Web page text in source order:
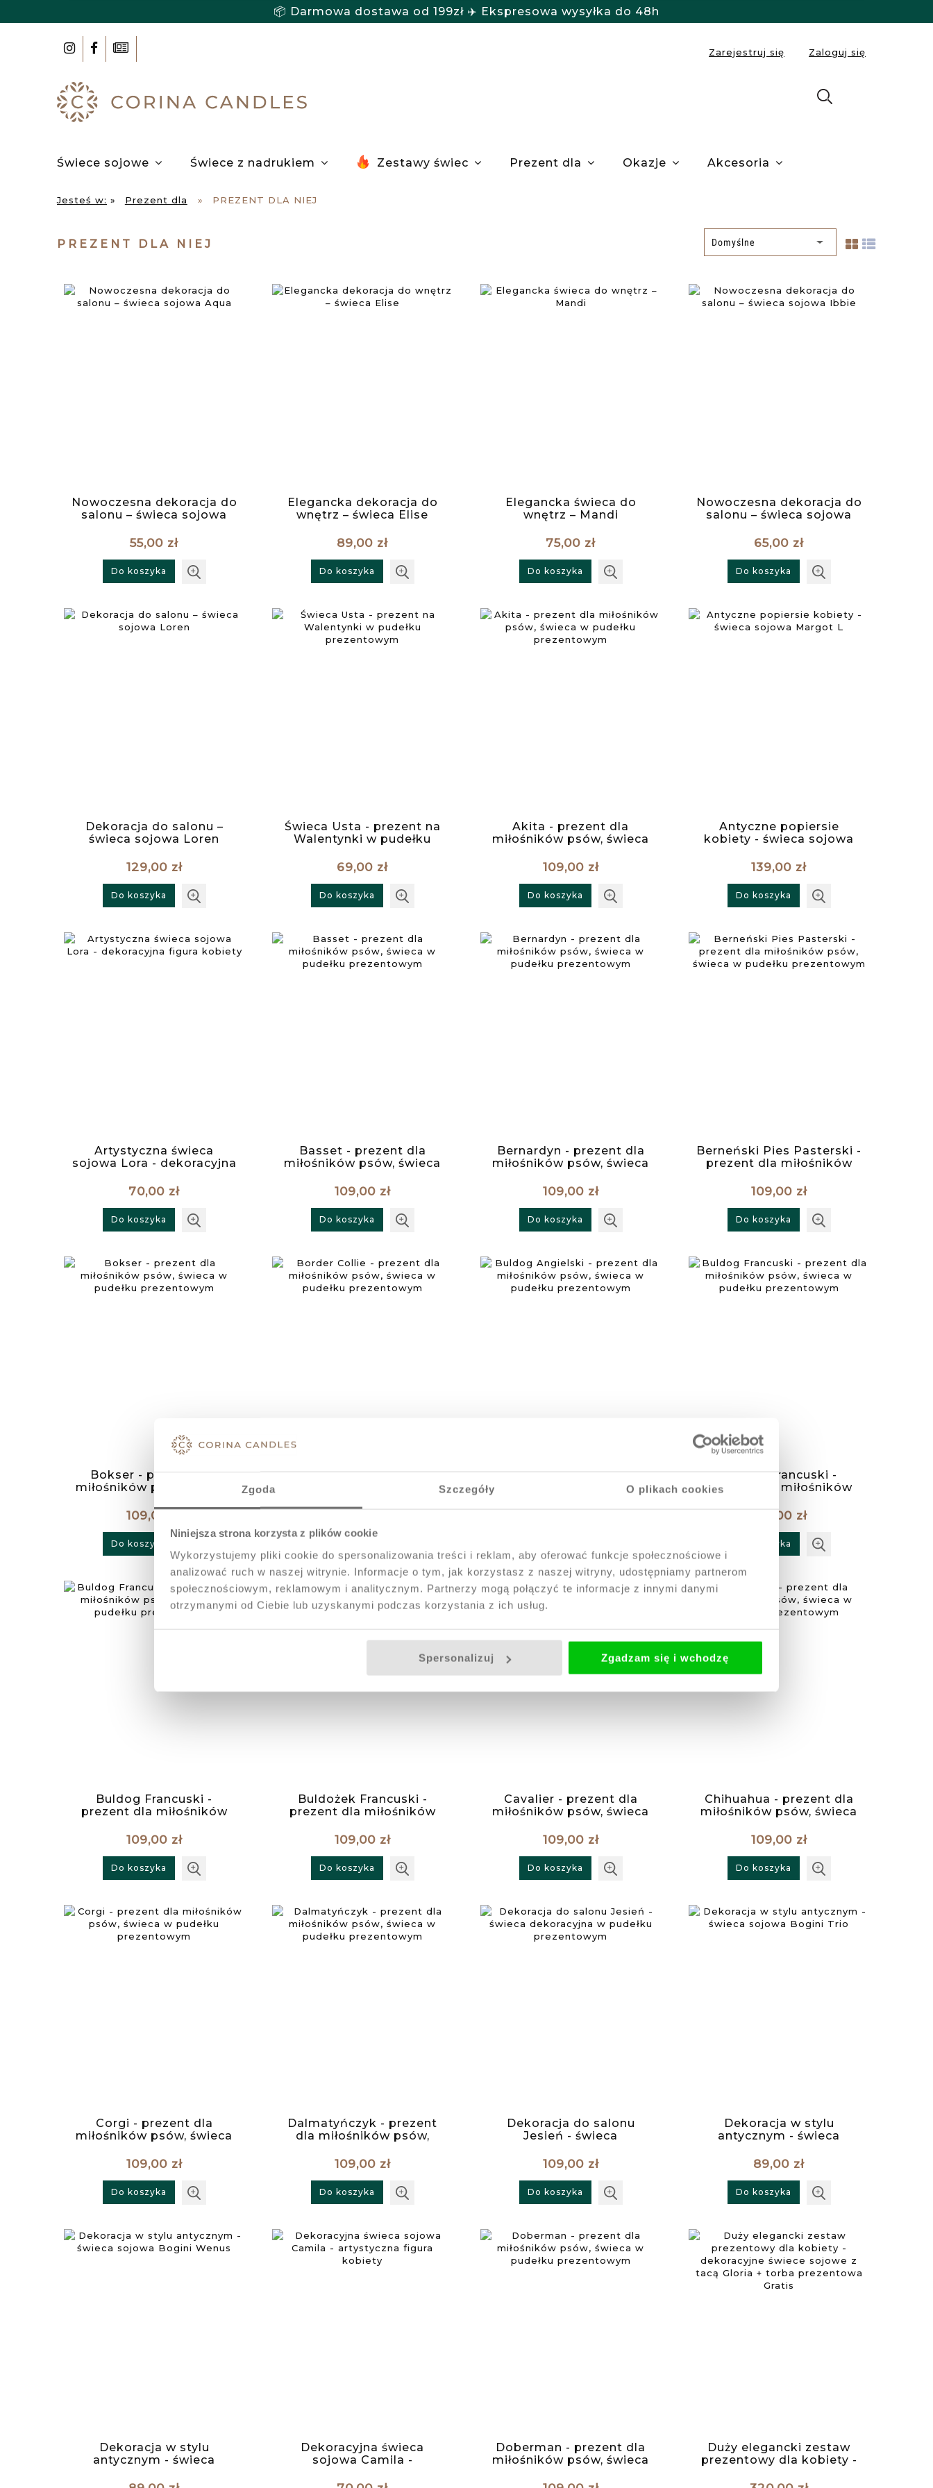
Zgoda Szczegóły O plikach cookies
Niniejsza strona korzysta z plików cookie
Wykorzystujemy pliki cookie do spersonalizowania treści i reklam, aby oferować funkcje społecznościowe i
analizować ruch w naszej witrynie. Informacje o tym, jak korzystasz z naszej witryny, udostępniamy partnerom
społecznościowym, reklamowym i analitycznym. Partnerzy mogą połączyć te informacje z innymi danymi
otrzymanymi od Ciebie lub uzyskanymi podczas korzystania z ich usług.
Spersonalizuj Zgadzam się i wchodzę
📦 Darmowa dostawa od 199zł ✈️ Ekspresowa wysyłka do 48h
Zarejestruj się Zaloguj się
Świece sojowe Świece z nadrukiem Zestawy świec Prezent dla Okazje Akcesoria
Użytkowanie Współpraca
Jesteś w: » Prezent dla » PREZENT DLA NIEJ
PREZENT DLA NIEJ
Nowoczesna dekoracja do
salonu – świeca sojowa
55,00 zł
Do koszyka
Elegancka dekoracja do
wnętrz – świeca Elise
89,00 zł
Do koszyka
Elegancka świeca do
wnętrz – Mandi
75,00 zł
Do koszyka
Nowoczesna dekoracja do
salonu – świeca sojowa
65,00 zł
Do koszyka
Dekoracja do salonu –
świeca sojowa Loren
129,00 zł
Do koszyka
Świeca Usta - prezent na
Walentynki w pudełku
69,00 zł
Do koszyka
Akita - prezent dla
miłośników psów, świeca
109,00 zł
Do koszyka
Antyczne popiersie
kobiety - świeca sojowa
139,00 zł
Do koszyka
Artystyczna świeca
sojowa Lora - dekoracyjna
70,00 zł
Do koszyka
Basset - prezent dla
miłośników psów, świeca
109,00 zł
Do koszyka
Bernardyn - prezent dla
miłośników psów, świeca
109,00 zł
Do koszyka
Berneński Pies Pasterski -
prezent dla miłośników
prezentowym
109,00 zł
Do koszyka
Bokser - prezent dla
miłośników psów, świeca
109,00 zł
Do koszyka
Border Collie - prezent dla
miłośników psów, świeca
Buldog Angielski - prezent
dla miłośników psów,
prezentowym
Buldog Francuski -
prezent dla miłośników
prezentowym
109,00 zł
Do koszyka
Buldog Francuski -
prezent dla miłośników
prezentowym
109,00 zł
Do koszyka
Buldożek Francuski -
prezent dla miłośników
prezentowym
109,00 zł
Do koszyka
Cavalier - prezent dla
miłośników psów, świeca
109,00 zł
Do koszyka
Chihuahua - prezent dla
miłośników psów, świeca
109,00 zł
Do koszyka
Corgi - prezent dla
miłośników psów, świeca
109,00 zł
Do koszyka
Dalmatyńczyk - prezent
dla miłośników psów,
prezentowym
109,00 zł
Do koszyka
Dekoracja do salonu
Jesień - świeca
prezentowym
109,00 zł
Do koszyka
Dekoracja w stylu
antycznym - świeca
89,00 zł
Do koszyka
Dekoracja w stylu
antycznym - świeca
Dekoracyjna świeca
sojowa Camila -
Doberman - prezent dla
miłośników psów, świeca
Duży elegancki zestaw
prezentowy dla kobiety -
sojowe z tacą Gloria +